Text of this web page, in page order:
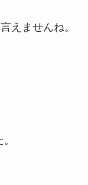
えませんね。